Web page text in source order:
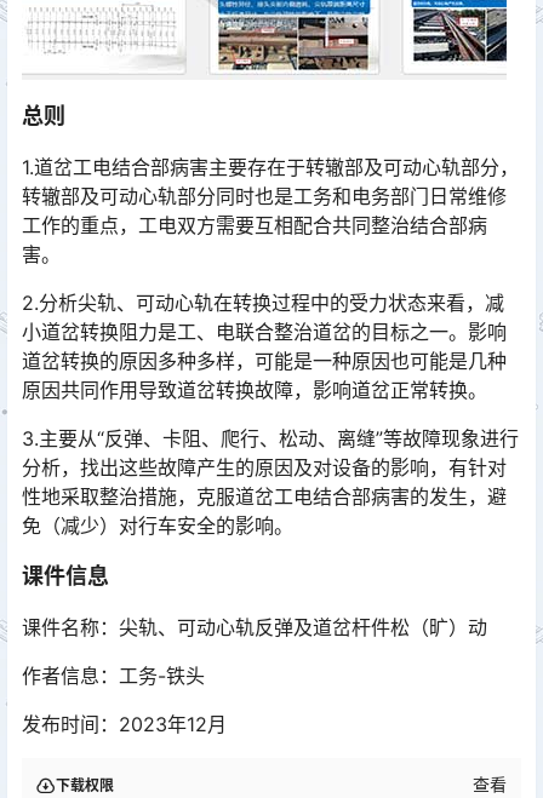
总则
1.道岔工电结合部病害主要存在于转辙部及可动心轨部分，
转辙部及可动心轨部分同时也是工务和电务部门日常维修
工作的重点，工电双方需要互相配合共同整治结合部病
害。
2.分析尖轨、可动心轨在转换过程中的受力状态来看，减
小道岔转换阻力是工、电联合整治道岔的目标之一。影响
道岔转换的原因多种多样，可能是一种原因也可能是几种
原因共同作用导致道岔转换故障，影响道岔正常转换。󠅅󠅃󠄵󠅂󠄪󠇖󠆨󠆨󠇕󠆞󠆒󠅬󠇘󠆭󠆘󠇙󠆝󠅵󠇗󠆭󠆁󠄐󠇗󠅹󠅸󠇖󠆍󠅳󠇖󠅹󠅰󠇖󠆌󠅹
3.主要从“反弹、卡阻、爬行、松动、离缝”等故障现象进行
分析，找出这些故障产生的原因及对设备的影响，有针对
性地采取整治措施，克服道岔工电结合部病害的发生，避
免（减少）对行车安全的影响。󠅅󠅃󠄵󠅂󠄪󠇖󠆨󠆨󠇕󠆞󠆒󠅬󠇘󠆭󠆘󠇙󠆝󠅵󠇗󠆭󠆁󠄐󠇗󠅹󠅸󠇖󠆍󠅳󠇖󠅹󠅰󠇖󠆌󠅹
课件信息
课件名称：尖轨、可动心轨反弹及道岔杆件松（旷）动
作者信息：工务-铁头
发布时间：2023年12月
下载权限 查看